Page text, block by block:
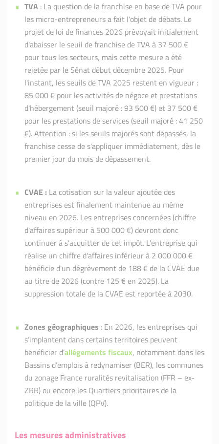
TVA : La question de la franchise en base de TVA pour
les micro-entrepreneurs a fait l'objet de débats. Le
projet de loi de finances 2026 prévoyait initialement
d'abaisser le seuil de franchise de TVA à 37 500 €
pour tous les secteurs, mais cette mesure a été
rejetée par le Sénat début décembre 2025. Pour
l'instant, les seuils de TVA 2025 restent en vigueur :
85 000 € pour les activités de négoce et prestations
d'hébergement (seuil majoré : 93 500 €) et 37 500 €
pour les prestations de services (seuil majoré : 41 250
€). Attention : si les seuils majorés sont dépassés, la
franchise cesse de s'appliquer immédiatement, dès le
premier jour du mois de dépassement.
CVAE : La cotisation sur la valeur ajoutée des
entreprises est finalement maintenue au même
niveau en 2026. Les entreprises concernées (chiffre
d'affaires supérieur à 500 000 €) devront donc
continuer à s'acquitter de cet impôt. L'entreprise qui
réalise un chiffre d'affaires inférieur à 2 000 000 €
bénéficie d'un dégrèvement de 188 € de la CVAE due
au titre de 2026 (contre 125 € en 2025). La
suppression totale de la CVAE est reportée à 2030.
Zones géographiques : En 2026, les entreprises qui
s’implantent dans certains territoires peuvent
bénéficier d’allégements fiscaux, notamment dans les
Bassins d’emplois à redynamiser (BER), les communes
du zonage France ruralités revitalisation (FFR – ex-
ZRR) ou encore les Quartiers prioritaires de la
politique de la ville (QPV).
Les mesures administratives